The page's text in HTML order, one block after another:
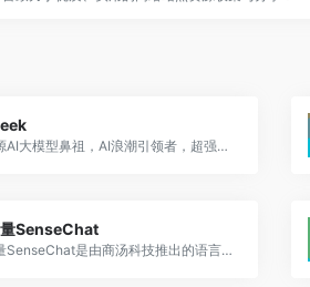
全球开源AI大模型鼻祖，AI浪潮引领者，超强逻辑推理及编程写作能力
SenseChat
商汤商量SenseChat是由商汤科技推出的语言大模型，提供对话和文档理解服务，能够处理百科问答、图片理解、数学解答、代码编写等多种任务。